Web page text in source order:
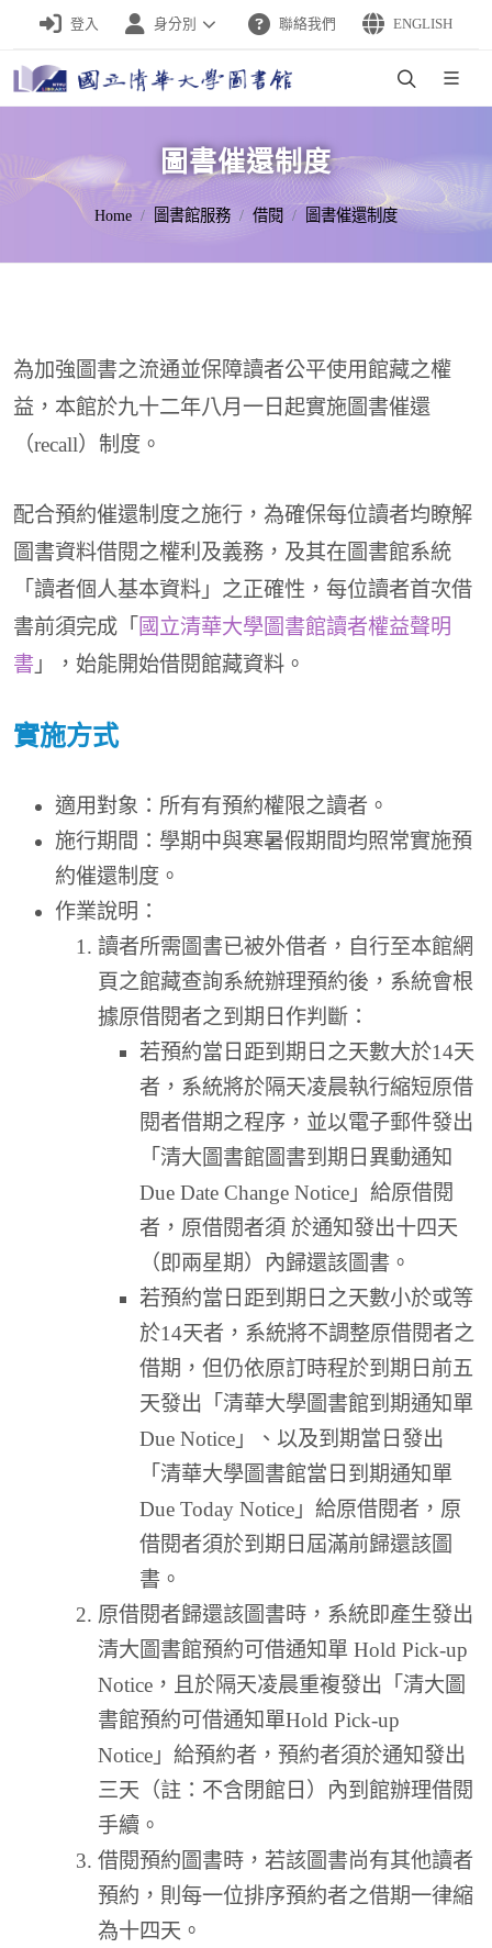
登入 身分別 聯絡我們 ENGLISH
圖書催還制度
Home 圖書館服務 借閱 圖書催還制度
為加強圖書之流通並保障讀者公平使用館藏之權
益，本館於九十二年八月一日起實施圖書催還
（recall）制度。
配合預約催還制度之施行，為確保每位讀者均瞭解
圖書資料借閱之權利及義務，及其在圖書館系統
「讀者個人基本資料」之正確性，每位讀者首次借
書前須完成「 國立清華大學圖書館讀者權益聲明
書 」，始能開始借閱館藏資料。
實施方式
適用對象：所有有預約權限之讀者。
施行期間：學期中與寒暑假期間均照常實施預
約催還制度。
作業說明：
讀者所需圖書已被外借者，自行至本館網
頁之館藏查詢系統辦理預約後，系統會根
據原借閱者之到期日作判斷：
若預約當日距到期日之天數大於14天
者，系統將於隔天凌晨執行縮短原借
閱者借期之程序，並以電子郵件發出
「清大圖書館圖書到期日異動通知
Due Date Change Notice」給原借閱
者，原借閱者須 於通知發出十四天
（即兩星期）內歸還該圖書。
若預約當日距到期日之天數小於或等
於14天者，系統將不調整原借閱者之
借期，但仍依原訂時程於到期日前五
天發出「清華大學圖書館到期通知單
Due Notice」、以及到期當日發出
「清華大學圖書館當日到期通知單
Due Today Notice」給原借閱者，原
借閱者須於到期日屆滿前歸還該圖
書。
原借閱者歸還該圖書時，系統即產生發出
清大圖書館預約可借通知單 Hold Pick-up
Notice，且於隔天凌晨重複發出「清大圖
書館預約可借通知單Hold Pick-up
Notice」給預約者，預約者須於通知發出
三天（註：不含閉館日）內到館辦理借閱
手續。
借閱預約圖書時，若該圖書尚有其他讀者
預約，則每一位排序預約者之借期一律縮
為十四天。